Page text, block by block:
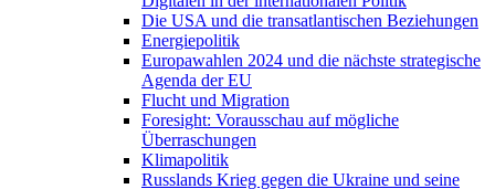
Die USA und die transatlantischen Beziehungen
Energiepolitik
Europawahlen 2024 und die nächste strategische
Agenda der EU
Flucht und Migration
Foresight: Vorausschau auf mögliche
Überraschungen
Klimapolitik
Russlands Krieg gegen die Ukraine und seine